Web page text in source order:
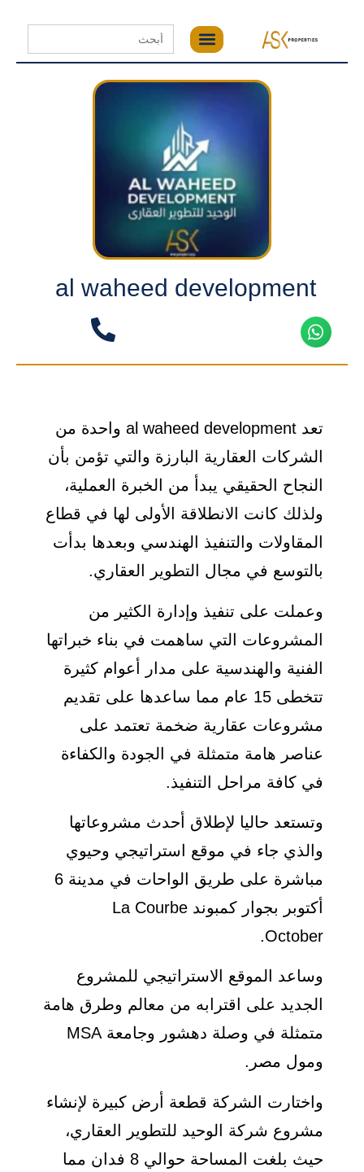
Search
for:
al waheed development
تعد al waheed development واحدة من
الشركات العقارية البارزة والتي تؤمن بأن
النجاح الحقيقي يبدأ من الخبرة العملية،
ولذلك كانت الانطلاقة الأولى لها في قطاع
المقاولات والتنفيذ الهندسي وبعدها بدأت
بالتوسع في مجال التطوير العقاري.
وعملت على تنفيذ وإدارة الكثير من
المشروعات التي ساهمت في بناء خبراتها
الفنية والهندسية على مدار أعوام كثيرة
تتخطى 15 عام مما ساعدها على تقديم
مشروعات عقارية ضخمة تعتمد على
عناصر هامة متمثلة في الجودة والكفاءة
في كافة مراحل التنفيذ.
وتستعد حاليا لإطلاق أحدث مشروعاتها
والذي جاء في موقع استراتيجي وحيوي
مباشرة على طريق الواحات في مدينة 6
أكتوبر بجوار كمبوند La Courbe
October.
وساعد الموقع الاستراتيجي للمشروع
الجديد على اقترابه من معالم وطرق هامة
متمثلة في وصلة دهشور وجامعة MSA
ومول مصر.
واختارت الشركة قطعة أرض كبيرة لإنشاء
مشروع شركة الوحيد للتطوير العقاري،
حيث بلغت المساحة حوالي 8 فدان مما